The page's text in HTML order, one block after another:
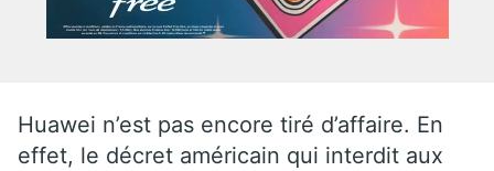
Huawei n’est pas encore tiré d’affaire. En
effet, le décret américain qui interdit aux